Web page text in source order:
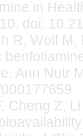
in
doi:
R, Wolf
Ann Nutr
Cheng Z,